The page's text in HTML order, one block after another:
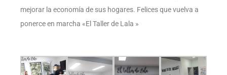
mejorar la economía de sus hogares. Felices que vuelva a
ponerce en marcha «El Taller de Lala »